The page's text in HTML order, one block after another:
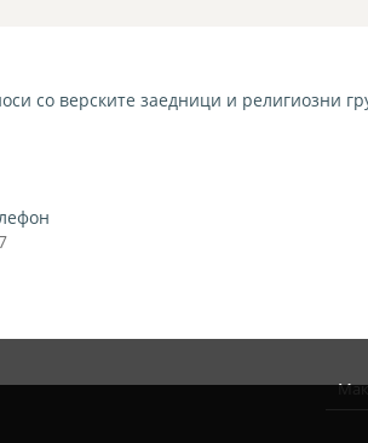
со верските заедници и религиозни